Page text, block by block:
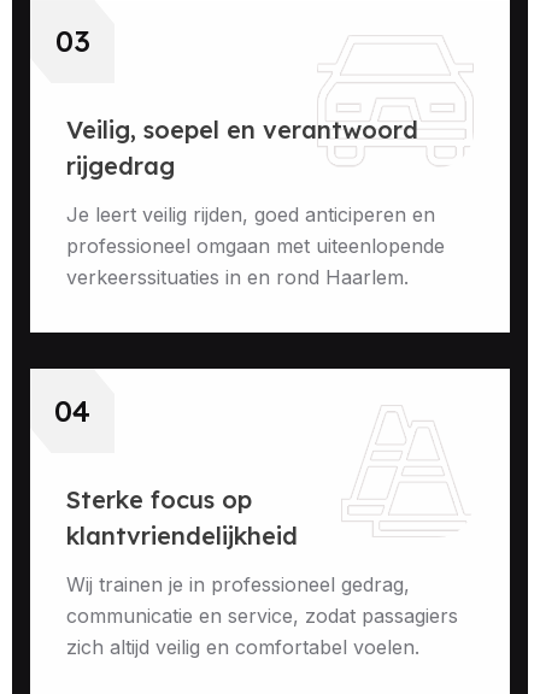
03
Veilig, soepel en verantwoord
rijgedrag
Je leert veilig rijden, goed anticiperen en
professioneel omgaan met uiteenlopende
verkeerssituaties in en rond Haarlem.
04
Sterke focus op
klantvriendelijkheid
Wij trainen je in professioneel gedrag,
communicatie en service, zodat passagiers
zich altijd veilig en comfortabel voelen.